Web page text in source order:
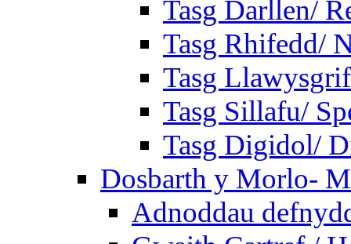
Tasg Darllen/
Tasg Rhifedd/
Tasg
Tasg Sillafu/
Tasg Digidol/
Dosbarth y Morlo-
Adnoddau